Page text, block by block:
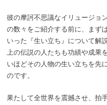
彼の摩訶不思議なイリュージョ
の数々をご紹介する前に、まず
いった『生い立ち』について解
上の伝説の人たちも功績や成果
いほどその人物の生い立ちを先
のです。
果たして全世界を震撼させ、拍